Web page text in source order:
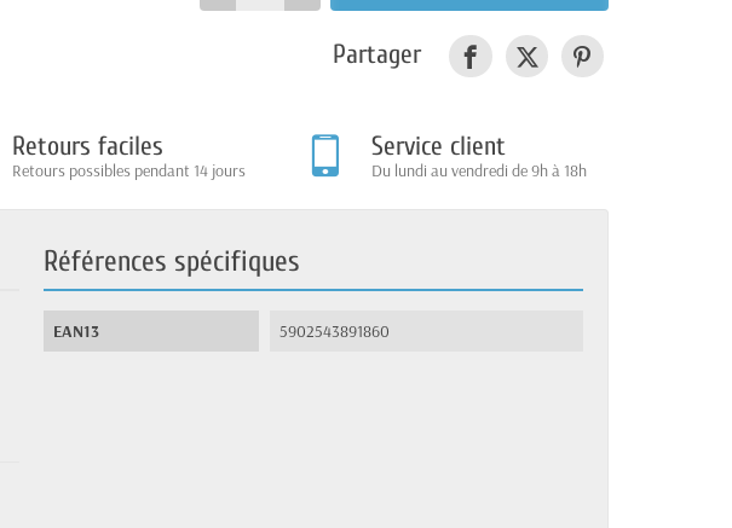
Partager
Retours faciles
Retours possibles pendant 14 jours
Service client
Du lundi au vendredi de 9h à 18h
Références spécifiques
EAN13 5902543891860